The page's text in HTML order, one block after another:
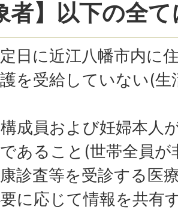
者】以下の全
日に近江八幡市内に
を受給していない(
成員および妊婦本人
あること(世帯全員が
診査等を受診する医
に応じて情報を共有